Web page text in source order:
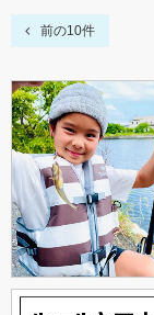
前の10件